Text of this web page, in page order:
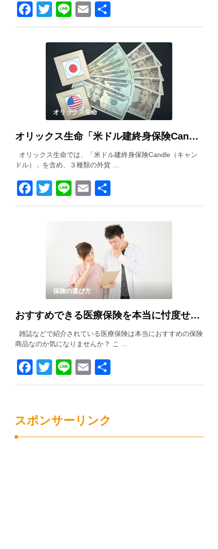
Facebook
Twitter
LineEmail
有
オリックス生命
オリックス生命「米ドル建終身保険Candle（キャンドル）」を解説！
オリックス生命では、「米ドル建終身保険Candle（キャン
ドル）」を含め、３種類の外貨 …
Facebook
Twitter
LineEmail
有
保険の選び方
おすすめできる医療保険を本当に忖度せずに紹介します！！
雑誌などで紹介されている医療保険は本当におすすめの保険
商品なのか気になりませんか？ こ …
Facebook
Twitter
LineEmail
有
スポンサーリンク